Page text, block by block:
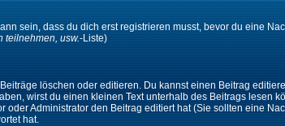
sein, dass du dich erst registrieren musst, bevor du eine
teilnehmen, usw.-Liste)
löschen oder editieren. Du kannst einen Beitrag
wirst du einen kleinen Text unterhalb des Beitrags lesen
Administrator den Beitrag editiert hat (Sie sollten eine
hat.